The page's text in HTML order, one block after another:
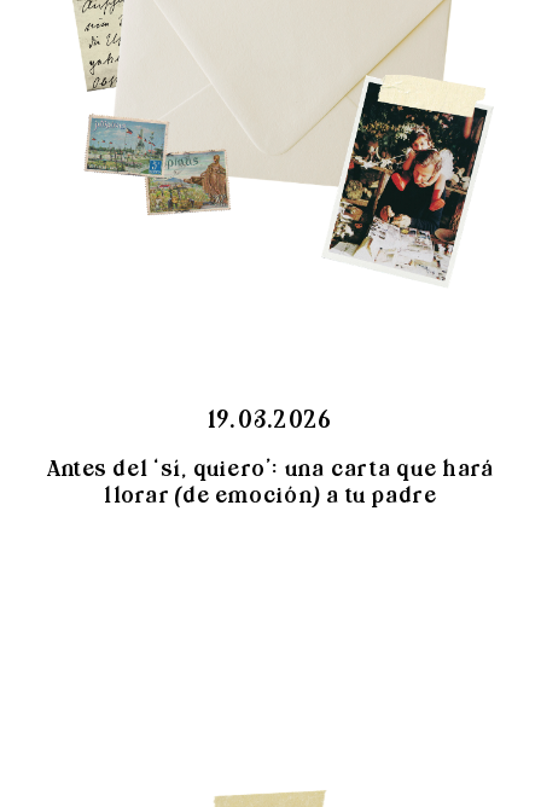
19.03.2026
Antes del ‘sí, quiero’: una carta que hará
llorar (de emoción) a tu padre